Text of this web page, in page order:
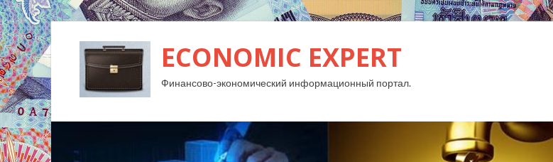
ECONOMIC EXPERT
Финансово-экономический информационный портал.